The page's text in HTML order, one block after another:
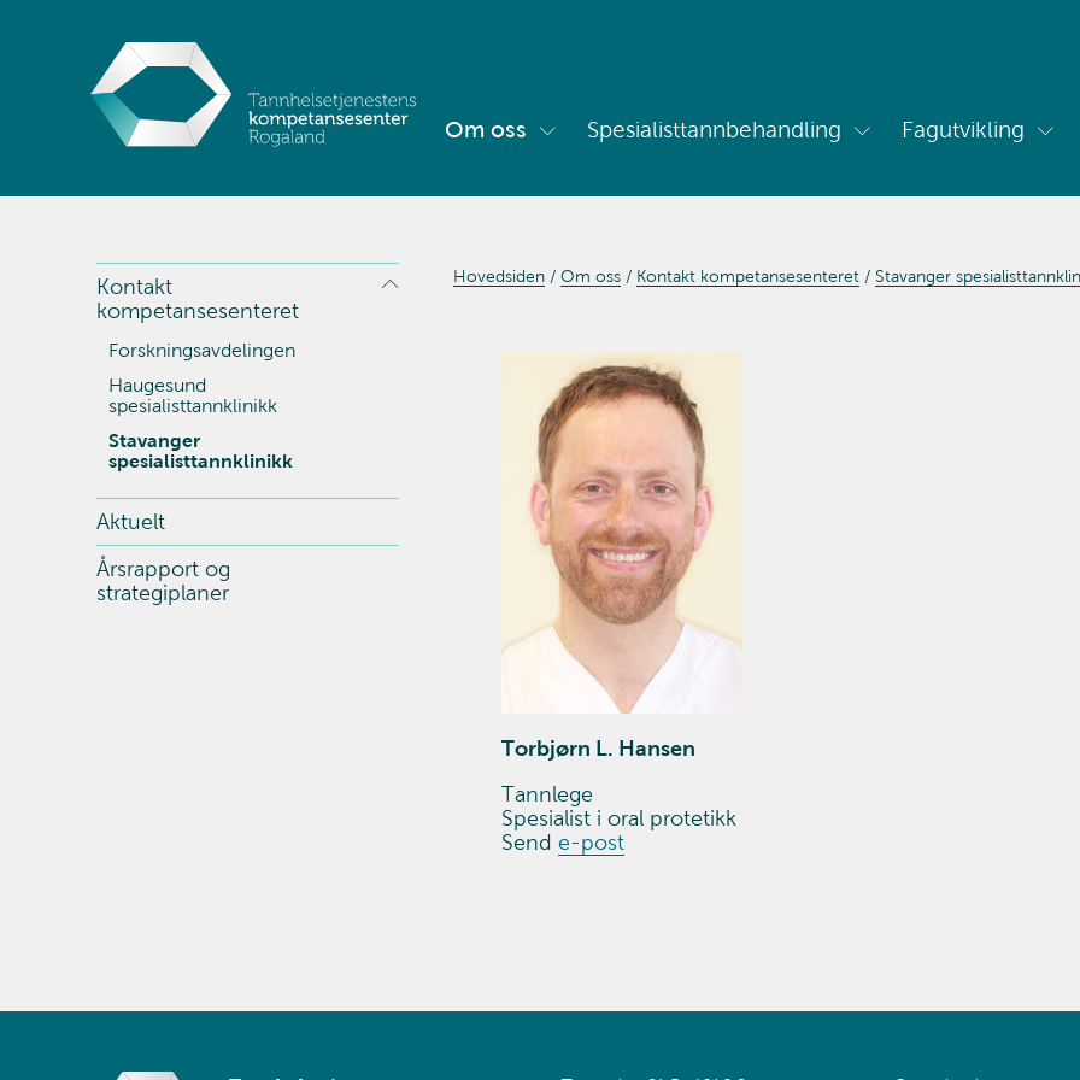
Om oss
Vis
Spesialisttannbehandling
Vis
Fagutvikling
Vis
Kontakt
kompetansesenteret
Forskningsavdelingen
Haugesund
spesialisttannklinikk
Stavanger
spesialisttannklinikk
Aktuelt
Årsrapport og
strategiplaner
Hovedsiden Om oss Kontakt kompetansesenteret Stavanger
Torbjørn L. Hansen
Tannlege
Spesialist i oral protetikk
Send e-post